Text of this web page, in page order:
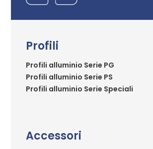
Profili
Profili alluminio Serie PG
Profili alluminio Serie PS
Profili alluminio Serie Speciali
Accessori